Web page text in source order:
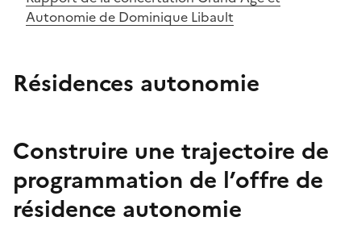
Autonomie de Dominique Libault
Résidences autonomie
Construire une trajectoire de
programmation de l’offre de
résidence autonomie